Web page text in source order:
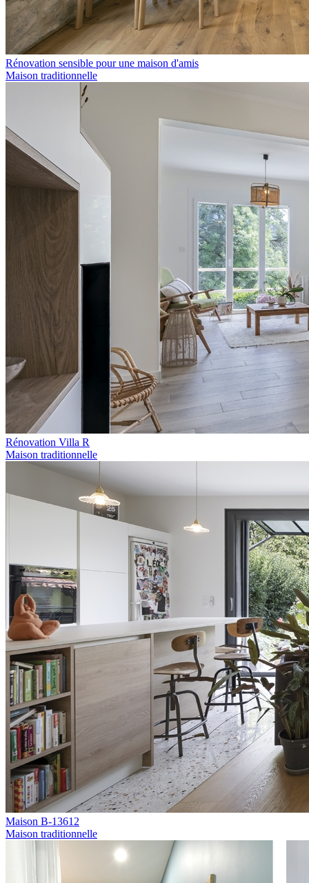
Rénovation sensible pour une maison d'amis
Maison traditionnelle
Rénovation Villa R
Maison traditionnelle
Maison B-13612
Maison traditionnelle